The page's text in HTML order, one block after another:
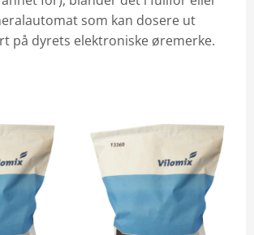
som kan dosere ut
på dyrets elektroniske øremerke.